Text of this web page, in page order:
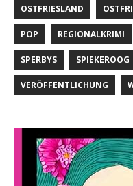
OSTFRIESLAND
POP REGIONALKRIMI
SPERBYS SPIEKEROOG
VERÖFFENTLICHUNG